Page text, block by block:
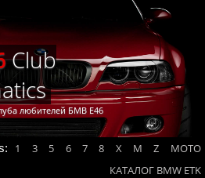
Club
любителей БМВ Е46
1 3 5 6 7 8 X M Z
MOTO
КАТАЛОГ BMW ETK